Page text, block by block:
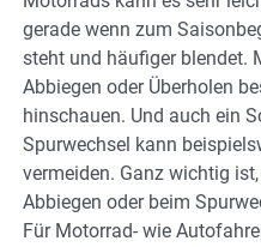
gerade wenn zum
steht und häufiger blendet.
Abbiegen oder Überholen
hinschauen. Und auch ein
Spurwechsel kann
vermeiden. Ganz wichtig
Abbiegen oder beim
Für Motorrad- wie